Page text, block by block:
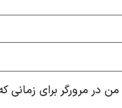
در مرورگر برای زمانی